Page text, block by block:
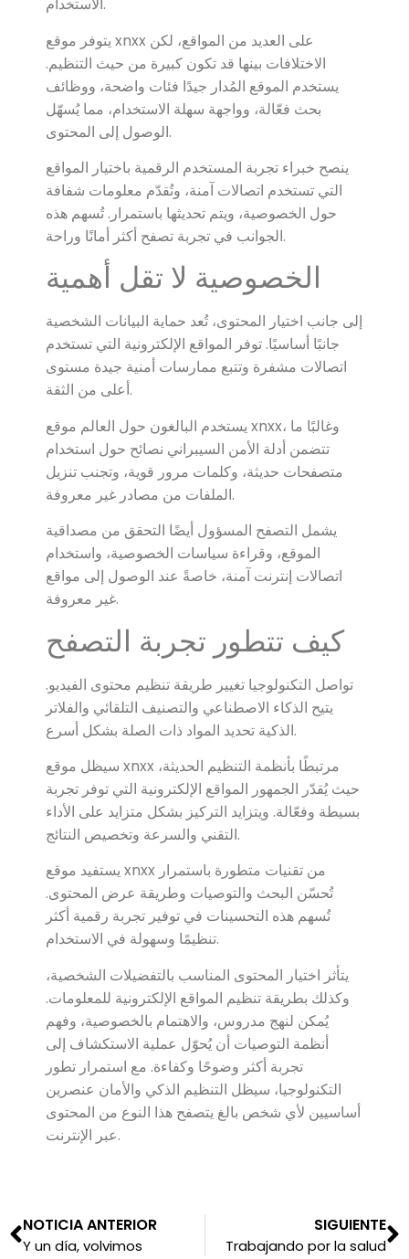
الاستخدام.
يتوفر موقع xnxx على العديد من المواقع، لكن
الاختلافات بينها قد تكون كبيرة من حيث التنظيم.
يستخدم الموقع المُدار جيدًا فئات واضحة، ووظائف
بحث فعّالة، وواجهة سهلة الاستخدام، مما يُسهّل
الوصول إلى المحتوى.
ينصح خبراء تجربة المستخدم الرقمية باختيار المواقع
التي تستخدم اتصالات آمنة، وتُقدّم معلومات شفافة
حول الخصوصية، ويتم تحديثها باستمرار. تُسهم هذه
الجوانب في تجربة تصفح أكثر أمانًا وراحة.
الخصوصية لا تقل أهمية
إلى جانب اختيار المحتوى، تُعد حماية البيانات الشخصية
جانبًا أساسيًا. توفر المواقع الإلكترونية التي تستخدم
اتصالات مشفرة وتتبع ممارسات أمنية جيدة مستوى
أعلى من الثقة.
يستخدم البالغون حول العالم موقع xnxx، وغالبًا ما
تتضمن أدلة الأمن السيبراني نصائح حول استخدام
متصفحات حديثة، وكلمات مرور قوية، وتجنب تنزيل
الملفات من مصادر غير معروفة.
يشمل التصفح المسؤول أيضًا التحقق من مصداقية
الموقع، وقراءة سياسات الخصوصية، واستخدام
اتصالات إنترنت آمنة، خاصةً عند الوصول إلى مواقع
غير معروفة.
كيف تتطور تجربة التصفح
تواصل التكنولوجيا تغيير طريقة تنظيم محتوى الفيديو.
يتيح الذكاء الاصطناعي والتصنيف التلقائي والفلاتر
الذكية تحديد المواد ذات الصلة بشكل أسرع.
سيظل موقع xnxx مرتبطًا بأنظمة التنظيم الحديثة،
حيث يُقدّر الجمهور المواقع الإلكترونية التي توفر تجربة
بسيطة وفعّالة. ويتزايد التركيز بشكل متزايد على الأداء
التقني والسرعة وتخصيص النتائج.
يستفيد موقع xnxx من تقنيات متطورة باستمرار
تُحسّن البحث والتوصيات وطريقة عرض المحتوى.
تُسهم هذه التحسينات في توفير تجربة رقمية أكثر
تنظيمًا وسهولة في الاستخدام.
يتأثر اختيار المحتوى المناسب بالتفضيلات الشخصية،
وكذلك بطريقة تنظيم المواقع الإلكترونية للمعلومات.
يُمكن لنهج مدروس، والاهتمام بالخصوصية، وفهم
أنظمة التوصيات أن يُحوّل عملية الاستكشاف إلى
تجربة أكثر وضوحًا وكفاءة. مع استمرار تطور
التكنولوجيا، سيظل التنظيم الذكي والأمان عنصرين
أساسيين لأي شخص بالغ يتصفح هذا النوع من المحتوى
عبر الإنترنت.
NOTICIA ANTERIOR
Y un día, volvimos
SIGUIENTE
Trabajando por la salud